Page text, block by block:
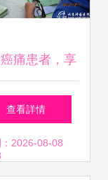
痛患者，享
痛人生——健
活動助力生
查看詳情
2026-08-08